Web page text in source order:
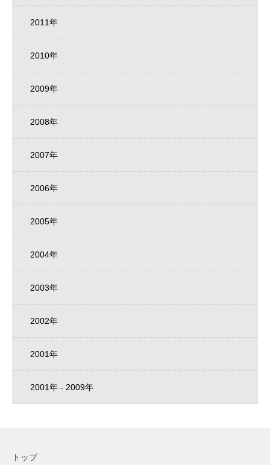
2011年
2010年
2009年
2008年
2007年
2006年
2005年
2004年
2003年
2002年
2001年
2001年 - 2009年
トップ